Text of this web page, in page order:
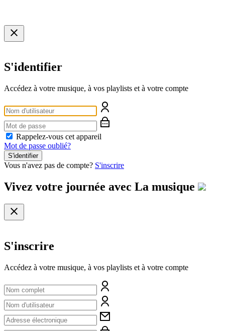
S'identifier
Accédez à votre musique, à vos playlists et à votre compte
Rappelez-vous cet appareil
Mot de passe oublié?
S'identifier
Vous n'avez pas de compte? S'inscrire
Vivez votre journée avec La musique
S'inscrire
Accédez à votre musique, à vos playlists et à votre compte